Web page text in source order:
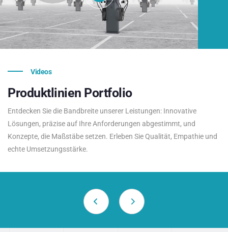
Videos
Produktlinien Portfolio
Entdecken Sie die Bandbreite unserer Leistungen: Innovative
Lösungen, präzise auf Ihre Anforderungen abgestimmt, und
Konzepte, die Maßstäbe setzen. Erleben Sie Qualität, Empathie und
echte Umsetzungsstärke.